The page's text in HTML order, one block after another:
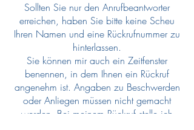
Sollten Sie nur den Anrufbeantworter
erreichen, haben Sie bitte keine Scheu
Ihren Namen und eine Rückrufnummer zu
hinterlassen.
Sie können mir auch ein Zeitfenster
benennen, in dem Ihnen ein Rückruf
angenehm ist. Angaben zu Beschwerden
oder Anliegen müssen nicht gemacht
werden. Bei meinem Rückruf stelle ich